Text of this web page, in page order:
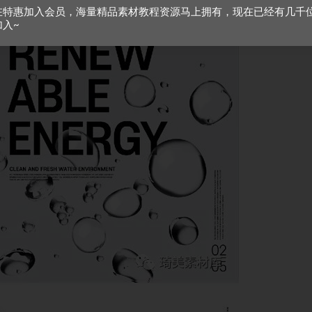
特惠加入会员，海量精品素材教程资源马上拥有，现在已经有几千
入~